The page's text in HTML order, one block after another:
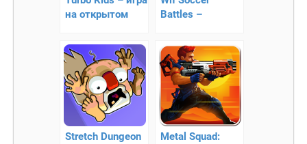
на открытом
Battles –
сражения
Stretch Dungeon
Metal Squad: